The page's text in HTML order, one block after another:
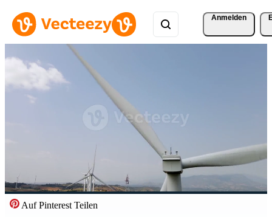
Anmelden
Auf Pinterest Teilen